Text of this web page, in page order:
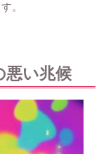
。
悪い兆候